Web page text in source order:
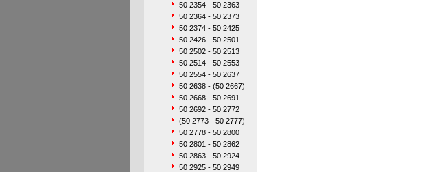
50 2354 - 50 2363
50 2364 - 50 2373
50 2374 - 50 2425
50 2426 - 50 2501
50 2502 - 50 2513
50 2514 - 50 2553
50 2554 - 50 2637
50 2638 - (50 2667)
50 2668 - 50 2691
50 2692 - 50 2772
(50 2773 - 50 2777)
50 2778 - 50 2800
50 2801 - 50 2862
50 2863 - 50 2924
50 2925 - 50 2949